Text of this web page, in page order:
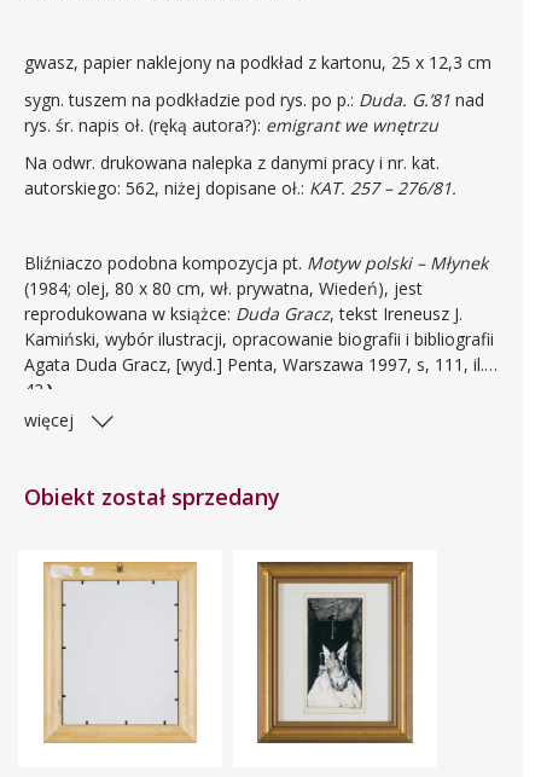
gwasz, papier naklejony na podkład z kartonu, 25 x 12,3 cm
sygn. tuszem na podkładzie pod rys. po p.: Duda. G.’81 nad
rys. śr. napis oł. (ręką autora?): emigrant we wnętrzu
Na odwr. drukowana nalepka z danymi pracy i nr. kat.
autorskiego: 562, niżej dopisane oł.: KAT. 257 – 276/81.
Bliźniaczo podobna kompozycja pt. Motyw polski – Młynek
(1984; olej, 80 x 80 cm, wł. prywatna, Wiedeń), jest
reprodukowana w książce: Duda Gracz, tekst Ireneusz J.
Kamiński, wybór ilustracji, opracowanie biografii i bibliografii
Agata Duda Gracz, [wyd.] Penta, Warszawa 1997, s, 111, il.
42. )
więcej
Obiekt został sprzedany